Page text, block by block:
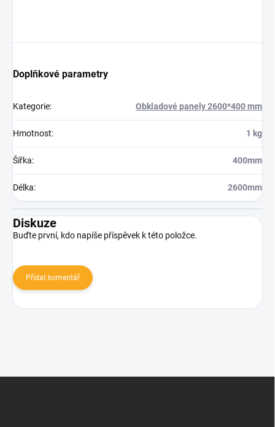
Doplňkové parametry
Kategorie: Obkladové panely 2600*400 mm
Hmotnost: 1 kg
Šířka: 400mm
Délka: 2600mm
Diskuze
Buďte první, kdo napíše příspěvek k této položce.
Přidat komentář